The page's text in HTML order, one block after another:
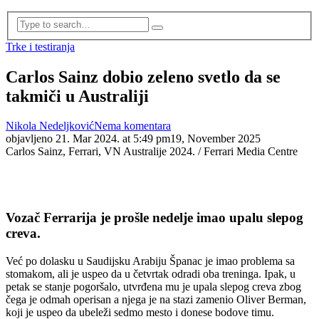
Trke i testiranja
Carlos Sainz dobio zeleno svetlo da se
takmiči u Australiji
Nikola NedeljkovićNema komentara
objavljeno 21. Mar 2024. at 5:49 pm19, November 2025
Carlos Sainz, Ferrari, VN Australije 2024. / Ferrari Media Centre
Vozač Ferrarija je prošle nedelje imao upalu slepog
creva.
Već po dolasku u Saudijsku Arabiju Španac je imao problema sa
stomakom, ali je uspeo da u četvrtak odradi oba treninga. Ipak, u
petak se stanje pogoršalo, utvrđena mu je upala slepog creva zbog
čega je odmah operisan a njega je na stazi zamenio Oliver Berman,
koji je uspeo da ubeleži sedmo mesto i donese bodove timu.